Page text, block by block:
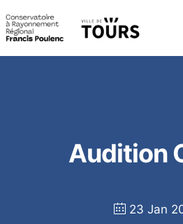
au
contenu
Audition
23 Jan